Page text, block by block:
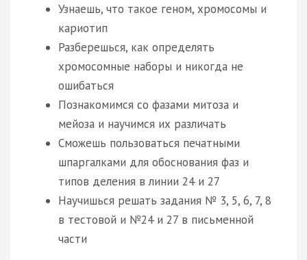
Узнаешь, что такое геном, хромосомы и
кариотип
Разберешься, как определять
хромосомные наборы и никогда не
ошибаться
Познакомимся со фазами митоза и
мейоза и научимся их различать
Сможешь пользоваться печатными
шпаргалками для обоснования фаз и
типов деления в линии 24 и 27
Научишься решать задания № 3, 5, 6, 7, 8
в тестовой и №24 и 27 в письменной
части